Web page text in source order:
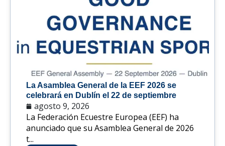
La Asamblea General de la EEF 2026 se
celebrará en Dublín el 22 de septiembre
agosto 9, 2026
La Federación Ecuestre Europea (EEF) ha
anunciado que su Asamblea General de 2026
t...